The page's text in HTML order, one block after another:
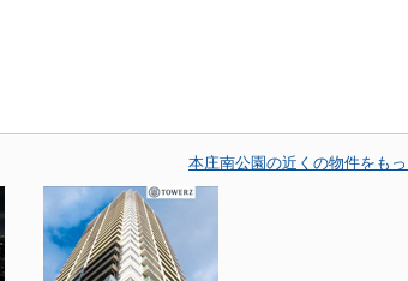
本庄南公園の近くの物件をも